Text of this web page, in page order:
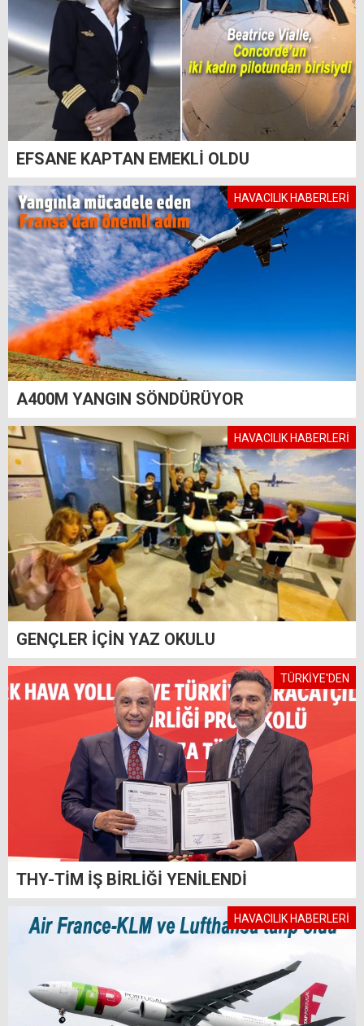
EFSANE KAPTAN EMEKLİ OLDU
HAVACILIK HABERLERİ
A400M YANGIN SÖNDÜRÜYOR
HAVACILIK HABERLERİ
GENÇLER İÇİN YAZ OKULU
TÜRKİYE'DEN
THY-TİM İŞ BİRLİĞİ YENİLENDİ
HAVACILIK HABERLERİ